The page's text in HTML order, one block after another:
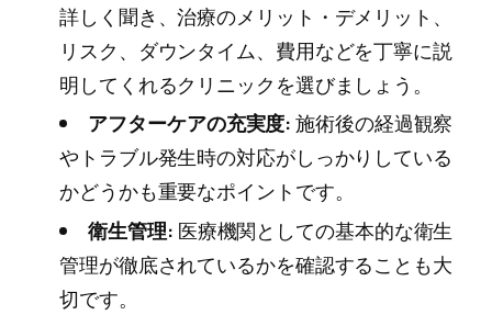
詳しく聞き、治療のメリット・デメリット、
リスク、ダウンタイム、費用などを丁寧に説
明してくれるクリニックを選びましょう。
アフターケアの充実度:施術後の経過観察
やトラブル発生時の対応がしっかりしている
かどうかも重要なポイントです。
衛生管理: 医療機関としての基本的な衛生
管理が徹底されているかを確認することも大
切です。